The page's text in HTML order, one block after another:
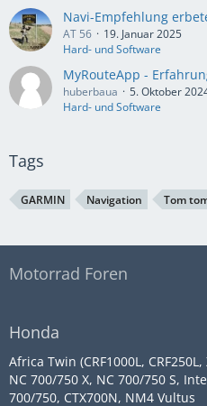
Navi-Empfehlung
AT 56
19. Januar 2025
Hard- und Software
MyRouteApp -
huberbaua
5. Oktober
Hard- und Software
Tags
GARMIN Navigation Tom
Motorrad Foren
Honda
Africa Twin (CRF1000L, CRF250L,
NC 700/750 X, NC 700/750 S,
700/750, CTX700N, NM4 Vultus